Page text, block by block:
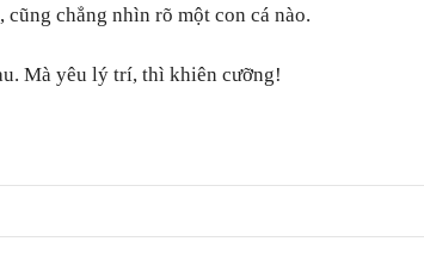
chẳng nhìn rõ một con cá nào.
Mà yêu lý trí, thì khiên cưỡng!